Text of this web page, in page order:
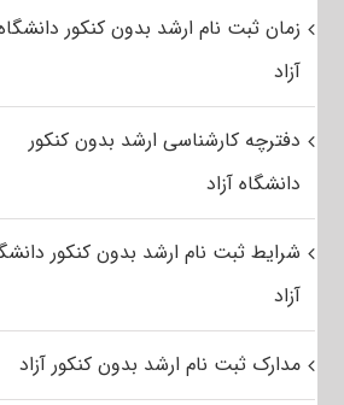
زمان ثبت نام ارشد بدون کنکور
آزاد
دفترچه کارشناسی ارشد بدون کنکور
دانشگاه آزاد
شرایط ثبت نام ارشد بدون کنکور
آزاد
مدارک ثبت نام ارشد بدون کنکور آزاد